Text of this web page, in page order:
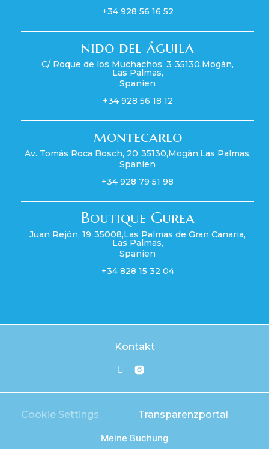
+34 928 56 16 52
nido del águila
C/ Roque de los Muchachos, 3 35130,Mogán,
Las Palmas,
Spanien
+34 928 56 18 12
montecarlo
Av. Tomás Roca Bosch, 20 35130,Mogán,Las Palmas,
Spanien
+34 928 79 51 98
Boutique Gurea
Juan Rejón, 19 35008,Las Palmas de Gran Canaria,
Las Palmas,
Spanien
+34 828 15 32 04
Kontakt
Cookie Settings Transparenzportal
Meine Buchung